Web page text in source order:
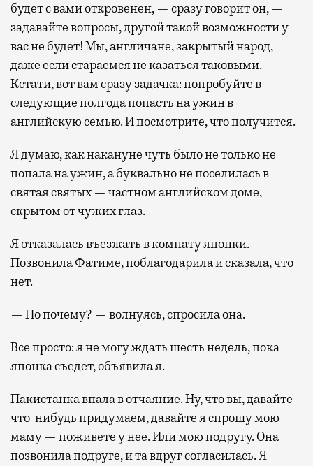
будет с вами откровенен, — сразу говорит он, —
задавайте вопросы, другой такой возможности у
вас не будет! Мы, англичане, закрытый народ,
даже если стараемся не казаться таковыми.
Кстати, вот вам сразу задачка: попробуйте в
следующие полгода попасть на ужин в
английскую семью. И посмотрите, что получится.
Я думаю, как накануне чуть было не только не
попала на ужин, а буквально не поселилась в
святая святых — частном английском доме,
скрытом от чужих глаз.
Я отказалась въезжать в комнату японки.
Позвонила Фатиме, поблагодарила и сказала, что
нет.
— Но почему? — волнуясь, спросила она.
Все просто: я не могу ждать шесть недель, пока
японка съедет, объявила я.
Пакистанка впала в отчаяние. Ну, что вы, давайте
что-нибудь придумаем, давайте я спрошу мою
маму — поживете у нее. Или мою подругу. Она
позвонила подруге, и та вдруг согласилась. Я